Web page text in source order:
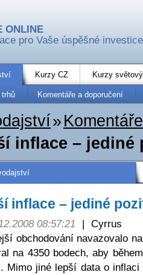
ONLINE
pro Vaše úspěšné investice
Kurzy CZ Kurzy
trhů Komentáře a doporučení
»
inflace – jediné
inflace – jediné
08:57:21 | Cyrrus
obchodování navazovalo
na 4350 bodech, aby
Mimo jiné lepší data o